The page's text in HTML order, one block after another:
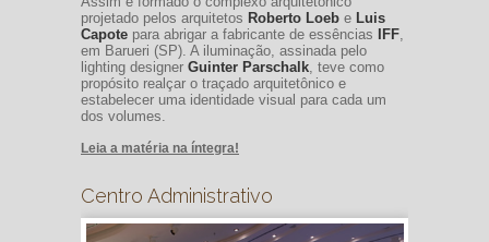
projetado pelos arquitetos Roberto Loeb e Luis
Capote para abrigar a fabricante de essências IFF,
em Barueri (SP). A iluminação, assinada pelo
lighting designer Guinter Parschalk, teve como
propósito realçar o traçado arquitetônico e
estabelecer uma identidade visual para cada um
dos volumes.
Leia a matéria na íntegra!
Centro Administrativo